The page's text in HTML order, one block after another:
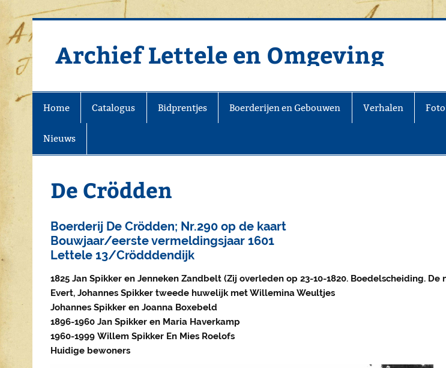
Doorgaan
naar
inhoud
Archief Lettele en Omgeving
Home Catalogus Bidprentjes Boerderijen en Gebouwen Verhalen
Nieuws
De Crödden
Boerderij De Crödden; Nr.290 op de kaart
Bouwjaar/eerste vermeldingsjaar 1601
Lettele 13/Crödddendijk
1825 Jan Spikker en Jenneken Zandbelt (Zij overleden op 23-10-1820. Boedelscheiding.
Evert,Johannes Spikker tweede huwelijk met Willemina Weultjes
Johannes Spikker en Joanna Boxebeld
1896-1960 Jan Spikker en Maria Haverkamp
1960-1999 Willem Spikker En Mies Roelofs
Huidige bewoners